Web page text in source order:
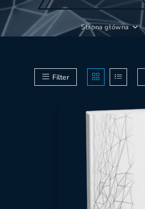
Strona główna
Filter